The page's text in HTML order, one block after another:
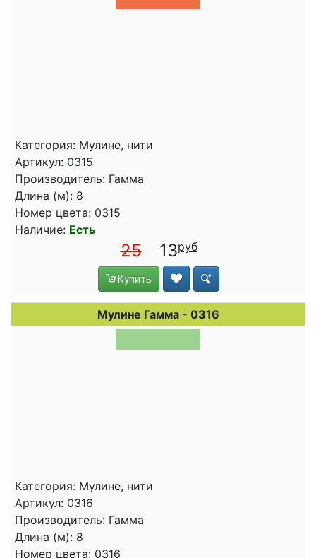
Категория: Мулине, нити
Артикул: 0315
Производитель: Гамма
Длина (м): 8
Номер цвета: 0315
Наличие: Есть
25 13
Купить
Мулине Гамма - 0316
Категория: Мулине, нити
Артикул: 0316
Производитель: Гамма
Длина (м): 8
Номер цвета: 0316